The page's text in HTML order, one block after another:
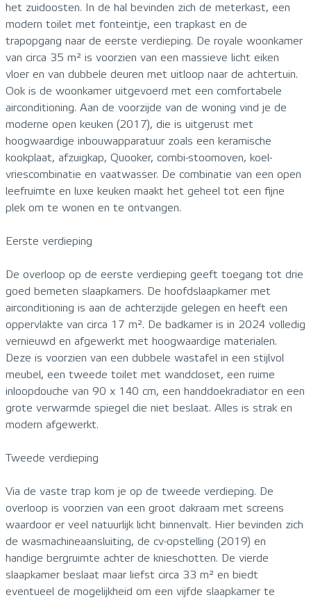
het zuidoosten. In de hal bevinden zich de meterkast, een
modern toilet met fonteintje, een trapkast en de
trapopgang naar de eerste verdieping. De royale woonkamer
van circa 35 m² is voorzien van een massieve licht eiken
vloer en van dubbele deuren met uitloop naar de achtertuin.
Ook is de woonkamer uitgevoerd met een comfortabele
airconditioning. Aan de voorzijde van de woning vind je de
moderne open keuken (2017), die is uitgerust met
hoogwaardige inbouwapparatuur zoals een keramische
kookplaat, afzuigkap, Quooker, combi-stoomoven, koel-
vriescombinatie en vaatwasser. De combinatie van een open
leefruimte en luxe keuken maakt het geheel tot een fijne
plek om te wonen en te ontvangen.
Eerste verdieping
De overloop op de eerste verdieping geeft toegang tot drie
goed bemeten slaapkamers. De hoofdslaapkamer met
airconditioning is aan de achterzijde gelegen en heeft een
oppervlakte van circa 17 m². De badkamer is in 2024 volledig
vernieuwd en afgewerkt met hoogwaardige materialen.
Deze is voorzien van een dubbele wastafel in een stijlvol
meubel, een tweede toilet met wandcloset, een ruime
inloopdouche van 90 x 140 cm, een handdoekradiator en een
grote verwarmde spiegel die niet beslaat. Alles is strak en
modern afgewerkt.
Tweede verdieping
Via de vaste trap kom je op de tweede verdieping. De
overloop is voorzien van een groot dakraam met screens
waardoor er veel natuurlijk licht binnenvalt. Hier bevinden zich
de wasmachineaansluiting, de cv-opstelling (2019) en
handige bergruimte achter de knieschotten. De vierde
slaapkamer beslaat maar liefst circa 33 m² en biedt
eventueel de mogelijkheid om een vijfde slaapkamer te